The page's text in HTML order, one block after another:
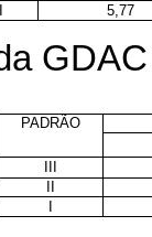
I
5,77
PADRÃO
III
II
I